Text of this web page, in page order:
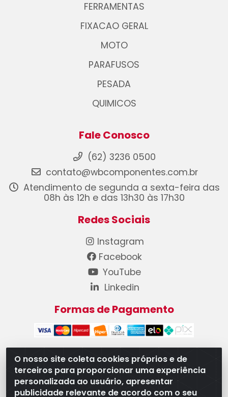
O nosso site coleta cookies próprios e de
terceiros para proporcionar uma experiência
personalizada ao usuário, apresentar
publicidade relevante de acordo com o seu
FERRAMENTAS
FIXACAO GERAL
MOTO
PARAFUSOS
PESADA
QUIMICOS
Fale Conosco
(62) 3236 0500
contato@wbcomponentes.com.br
Atendimento de segunda a sexta-feira das
08h às 12h e das 13h30 às 17h30
Redes Sociais
Instagram
Facebook
YouTube
Linkedin
Formas de Pagamento
WB Componentes Automotivos LTDA - CNPJ
08.528.393/0001-12 - Rua do Níquel, 667 - Parque
Oeste Industrial, Goiânia/GO - CEP 74375-660